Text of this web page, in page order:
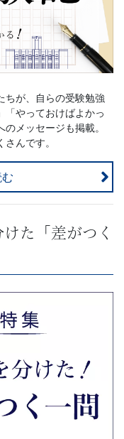
ちが、自らの受験勉強
「やっておけばよかっ
メッセージも掲載。
んです。
た「差がつく